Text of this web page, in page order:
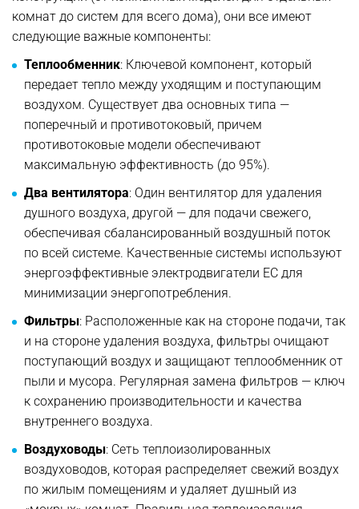
комнат до систем для всего дома), они все имеют
следующие важные компоненты:
Теплообменник: Ключевой компонент, который
передает тепло между уходящим и поступающим
воздухом. Существует два основных типа —
поперечный и противотоковый, причем
противотоковые модели обеспечивают
максимальную эффективность (до 95%).
Два вентилятора: Один вентилятор для удаления
душного воздуха, другой — для подачи свежего,
обеспечивая сбалансированный воздушный поток
по всей системе. Качественные системы используют
энергоэффективные электродвигатели EC для
минимизации энергопотребления.
Фильтры: Расположенные как на стороне подачи, так
и на стороне удаления воздуха, фильтры очищают
поступающий воздух и защищают теплообменник от
пыли и мусора. Регулярная замена фильтров — ключ
к сохранению производительности и качества
внутреннего воздуха.
Воздуховоды: Сеть теплоизолированных
воздуховодов, которая распределяет свежий воздух
по жилым помещениям и удаляет душный из